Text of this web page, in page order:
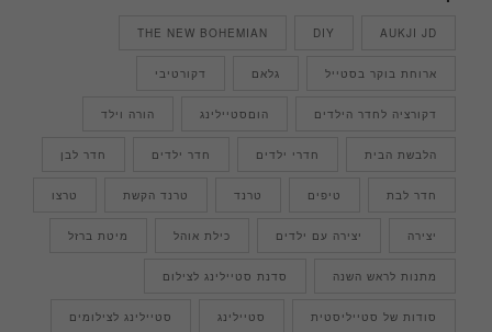
AUKJI JD
DIY
THE NEW BOHEMIAN
ארוחת בוקר בסטייל גלאם דקורטיבי
דקורציה לחדר הילדים הוםסטיילינג הורה וילד
הלבשת הבית חדרי ילדים חדר ילדים חדר לבן
חדר לבת טיפים טרנד טרנד הקשת טרצו
יצירה יצירה עם ילדים כילת אוהל מיטת ברזל
מתנות לראש השנה סדנת סטיילינג לצילום
סודות של סטייליסטית סטיילינג סטיילינג לצילומים